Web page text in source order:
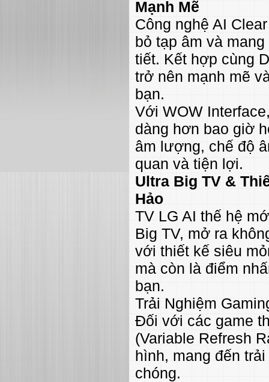
Mạnh Mẽ
Công nghệ AI
bỏ tạp âm và
tiết. Kết hợp cùng
trở nên mạnh mẽ
bạn.
Với WOW
dàng hơn bao giờ
âm lượng, chế độ
quan và tiện lợi.
Ultra Big TV &
Hảo
TV LG AI thế hệ
Big TV, mở ra
với thiết kế siêu
mà còn là điểm
bạn.
Trải Nghiệm
Đối với các game
(Variable Refresh
hình, mang đến
chóng.